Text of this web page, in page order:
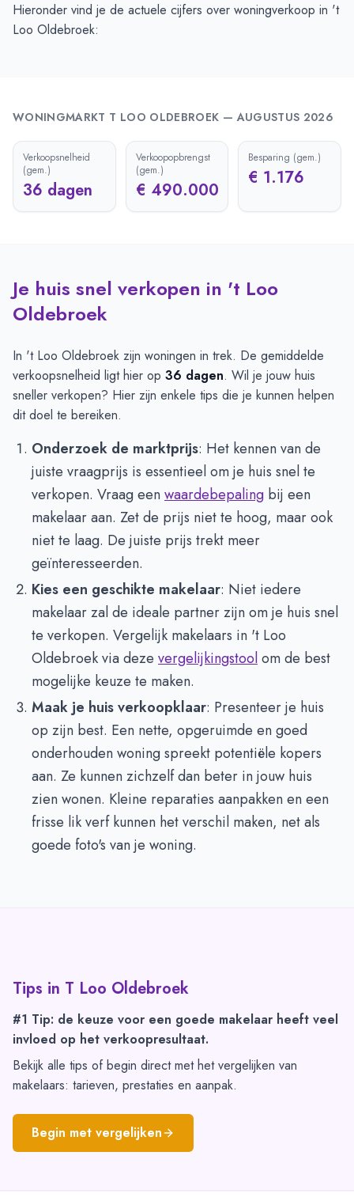
Hieronder vind je de actuele cijfers over woningverkoop in 't
Loo Oldebroek:
WONINGMARKT T LOO OLDEBROEK —AUGUSTUS 2026
Verkoopsnelheid
(gem.)
36 dagen
Verkoopopbrengst
(gem.)
€ 490.000
Besparing (gem.)
€ 1.176
Je huis snel verkopen in 't Loo
Oldebroek
In 't Loo Oldebroek zijn woningen in trek. De gemiddelde
verkoopsnelheid ligt hier op 36 dagen. Wil je jouw huis
sneller verkopen? Hier zijn enkele tips die je kunnen helpen
dit doel te bereiken.
Onderzoek de marktprijs: Het kennen van de
juiste vraagprijs is essentieel om je huis snel te
verkopen. Vraag eenwaardebepaling bij een
makelaar aan. Zet de prijs niet te hoog, maar ook
niet te laag. De juiste prijs trekt meer
geïnteresseerden.
Kies een geschikte makelaar: Niet iedere
makelaar zal de ideale partner zijn om je huis snel
te verkopen. Vergelijk makelaars in 't Loo
Oldebroek via deze vergelijkingstoolom de best
mogelijke keuze te maken.
Maak je huis verkoopklaar: Presenteer je huis
op zijn best. Een nette, opgeruimde en goed
onderhouden woning spreekt potentiële kopers
aan. Ze kunnen zichzelf dan beter in jouw huis
zien wonen. Kleine reparaties aanpakken en een
frisse lik verf kunnen het verschil maken, net als
goede foto's van je woning.
Tips in T Loo Oldebroek
#1 Tip: de keuze voor een goede makelaar heeft veel
invloed op het verkoopresultaat.
Bekijk alle tips of begin direct met het vergelijken van
makelaars: tarieven, prestaties en aanpak.
Begin met vergelijken